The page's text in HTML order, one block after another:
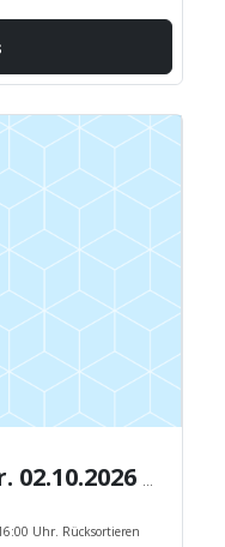
Uhr. Rücksortieren